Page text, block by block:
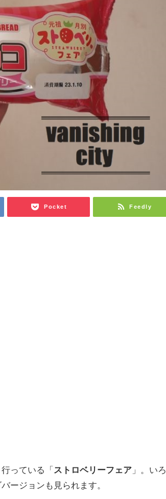
Pocket Feedly
行っている「 ストロベリーフェア 」。いろ
ージョンも見られます。